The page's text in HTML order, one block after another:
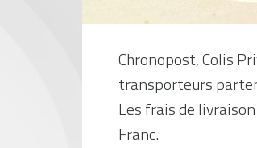
Chronopost, Colis
transporteurs
Les frais de
Franc.